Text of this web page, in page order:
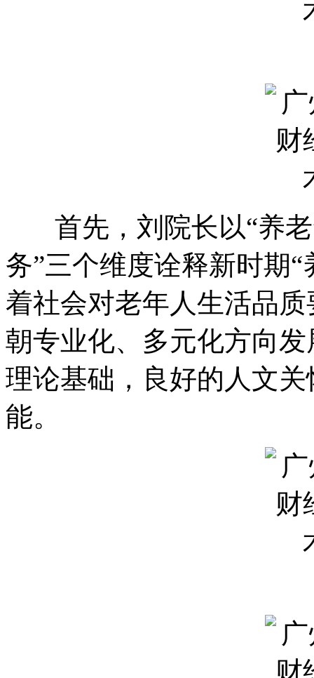
首先，刘院长以“养老
务”三个维度诠释新时期
着社会对老年人生活品
朝专业化、多元化方向
理论基础，良好的人文
能。